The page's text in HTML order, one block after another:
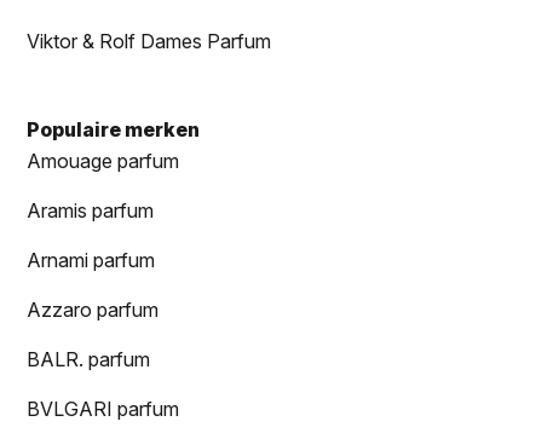
Viktor & Rolf Dames Parfum
Populaire merken
Amouage parfum
Aramis parfum
Arnami parfum
Azzaro parfum
BALR. parfum
BVLGARI parfum